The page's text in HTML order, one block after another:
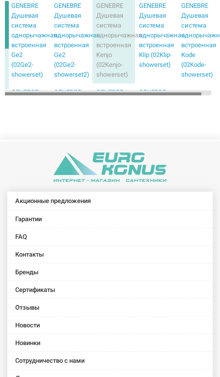
GENEBRE
Душевая
система
однорычажная
встроенная
Ge2
(02Ge2-
showerset)
GENEBRE
Душевая
система
однорычажная
встроенная
Ge2
(02Ge2-
showerset2)
GENEBRE
Душевая
система
однорычажная
встроенная
Kenjo
(02Kenjo-
showerset)
GENEBRE
Душевая
система
однорычажная
встроенная
Klip (02Klip-
showerset)
GENEBRE
Душевая
система
встроенная
Kode
(02Kode-
showerset)
GENEBRE
GENEBRE
(03TAU1-
showerset)
GENEBRE
(termo1643)
GENEBRE
(termo3way1643)
Акционные предложения
Гарантии
FAQ
Контакты
Бренды
Сертификаты
Отзывы
Новости
Новинки
Сотрудничество с нами